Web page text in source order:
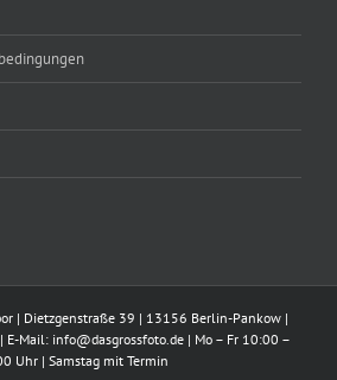
| Dietzgenstraße 39 | 13156 Berlin-Pankow |
| E-Mail: info@dasgrossfoto.de | Mo – Fr 10:00 –
Uhr | Samstag mit Termin